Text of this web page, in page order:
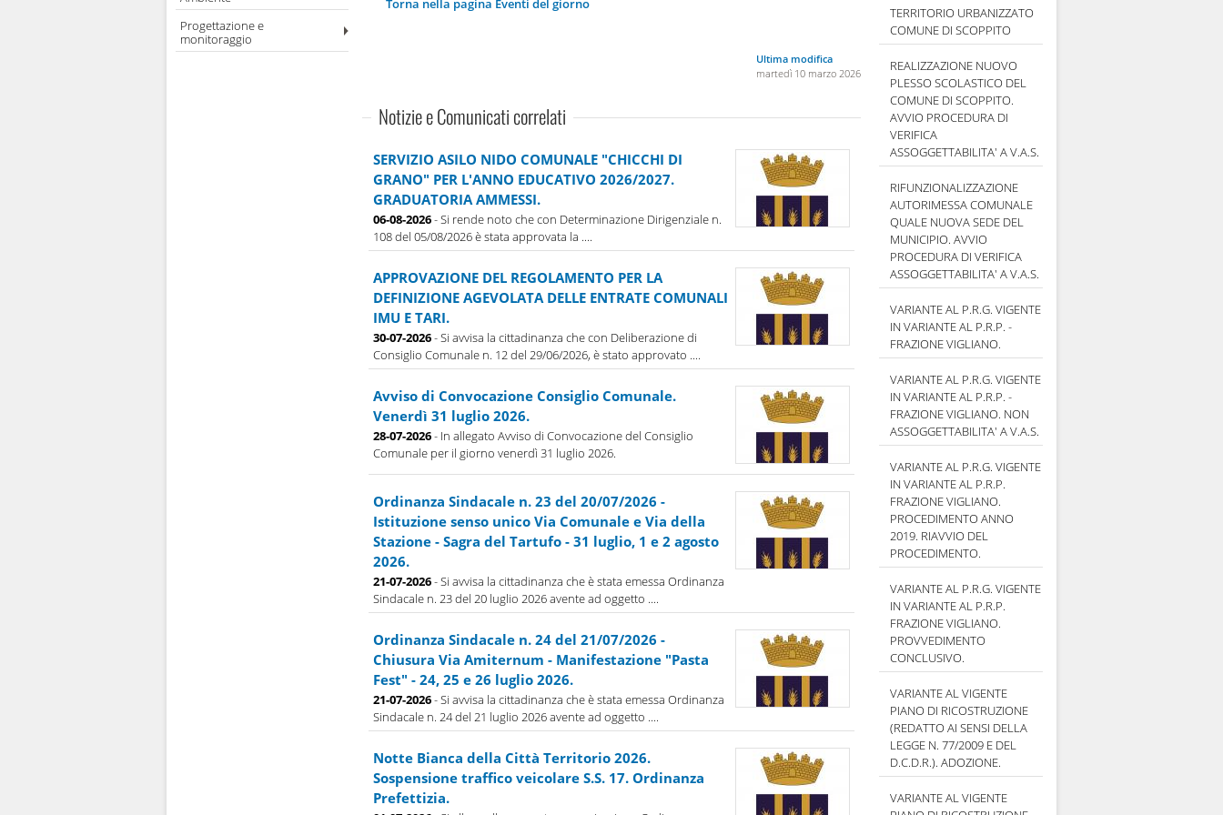
Progettazione e
monitoraggio
TERRITORIO URBANIZZATO
COMUNE DI SCOPPITO
REALIZZAZIONE NUOVO
PLESSO SCOLASTICO DEL
COMUNE DI SCOPPITO.
AVVIO PROCEDURA DI
VERIFICA
ASSOGGETTABILITA' A V.A.S.
RIFUNZIONALIZZAZIONE
AUTORIMESSA COMUNALE
QUALE NUOVA SEDE DEL
MUNICIPIO. AVVIO
PROCEDURA DI VERIFICA
ASSOGGETTABILITA' A V.A.S.
VARIANTE AL P.R.G. VIGENTE
IN VARIANTE AL P.R.P. -
FRAZIONE VIGLIANO.
VARIANTE AL P.R.G. VIGENTE
IN VARIANTE AL P.R.P. -
FRAZIONE VIGLIANO. NON
ASSOGGETTABILITA' A V.A.S.
VARIANTE AL P.R.G. VIGENTE
IN VARIANTE AL P.R.P.
FRAZIONE VIGLIANO.
PROCEDIMENTO ANNO
2019. RIAVVIO DEL
PROCEDIMENTO.
VARIANTE AL P.R.G. VIGENTE
IN VARIANTE AL P.R.P.
FRAZIONE VIGLIANO.
PROVVEDIMENTO
CONCLUSIVO.
VARIANTE AL VIGENTE
PIANO DI RICOSTRUZIONE
(REDATTO AI SENSI DELLA
LEGGE N. 77/2009 E DEL
D.C.D.R.). ADOZIONE.
VARIANTE AL VIGENTE
Torna nella pagina Eventi del giorno
Ultima modifica
martedì 10 marzo 2026
Notizie e Comunicati correlati
SERVIZIO ASILO NIDO COMUNALE "CHICCHI DI
GRANO" PER L'ANNO EDUCATIVO 2026/2027.
GRADUATORIA AMMESSI.
06-08-2026- Si rende noto che con Determinazione Dirigenziale n.
108 del 05/08/2026 è stata approvata la ....
APPROVAZIONE DEL REGOLAMENTO PER LA
DEFINIZIONE AGEVOLATA DELLE ENTRATE COMUNALI
IMU E TARI.
30-07-2026- Si avvisa la cittadinanza che con Deliberazione di
Consiglio Comunale n. 12 del 29/06/2026, è stato approvato ....
Avviso di Convocazione Consiglio Comunale.
Venerdì 31 luglio 2026.
28-07-2026- In allegato Avviso di Convocazione del Consiglio
Comunale per il giorno venerdì 31 luglio 2026.
Ordinanza Sindacale n. 23 del 20/07/2026 -
Istituzione senso unico Via Comunale e Via della
Stazione - Sagra del Tartufo - 31 luglio, 1 e 2 agosto
2026.
21-07-2026- Si avvisa la cittadinanza che è stata emessa Ordinanza
Sindacale n. 23 del 20 luglio 2026 avente ad oggetto ....
Ordinanza Sindacale n. 24 del 21/07/2026 -
Chiusura Via Amiternum - Manifestazione "Pasta
Fest" - 24, 25 e 26 luglio 2026.
21-07-2026- Si avvisa la cittadinanza che è stata emessa Ordinanza
Sindacale n. 24 del 21 luglio 2026 avente ad oggetto ....
Notte Bianca della Città Territorio 2026.
Sospensione traffico veicolare S.S. 17. Ordinanza
Prefettizia.